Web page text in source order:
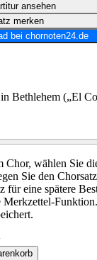
ansehen
merken
bei chornoten24.de
Bethlehem („El
Chor, wählen Sie
Sie den
für eine spätere
Merkzettel-